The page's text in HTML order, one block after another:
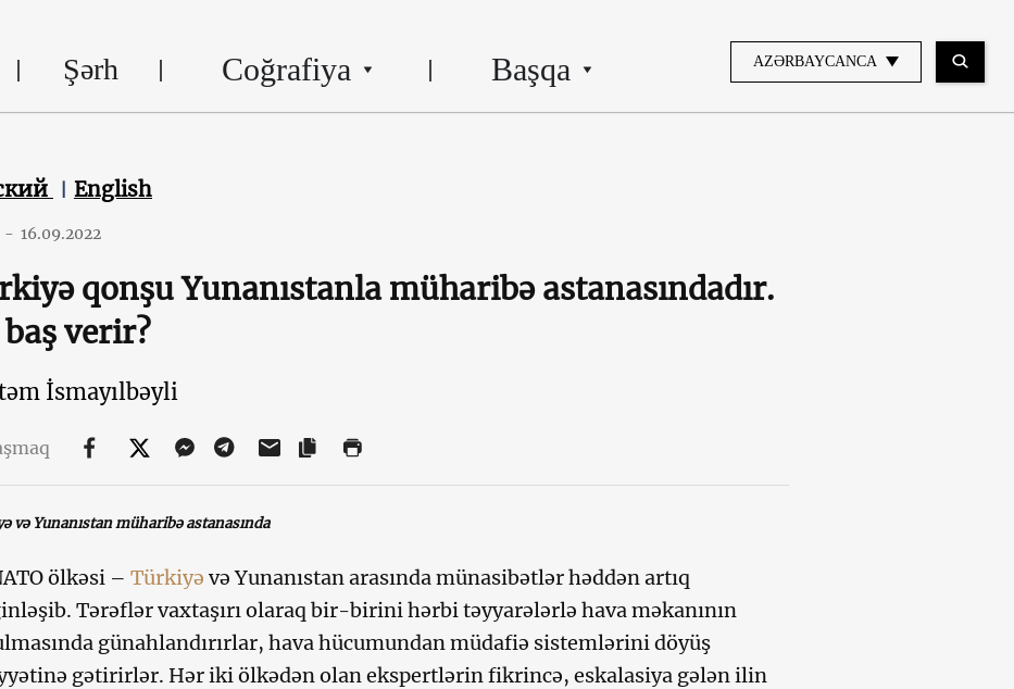
Şərh Coğrafiya Başqa AZƏRBAYCANCA
English
- 16.09.2022
qonşu Yunanıstanla müharibə astanasındadır.
baş verir?
İsmayılbəyli
və Yunanıstan müharibə astanasında
ölkəsi – Türkiyə və Yunanıstan arasında münasibətlər həddən artıq
Tərəflər vaxtaşırı olaraq bir-birini hərbi təyyarələrlə hava məkanının
günahlandırırlar, hava hücumundan müdafiə sistemlərini döyüş
gətirirlər. Hər iki ölkədən olan ekspertlərin fikrincə, eskalasiya gələn ilin